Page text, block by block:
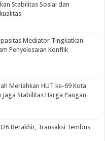
Stabilitas Sosial dan
Mediator Tingkatkan
Penyelesaian Konflik
Meriahkan HUT ke-69 Kota
Jaga Stabilitas Harga Pangan
Berakhir, Transaksi Tembus